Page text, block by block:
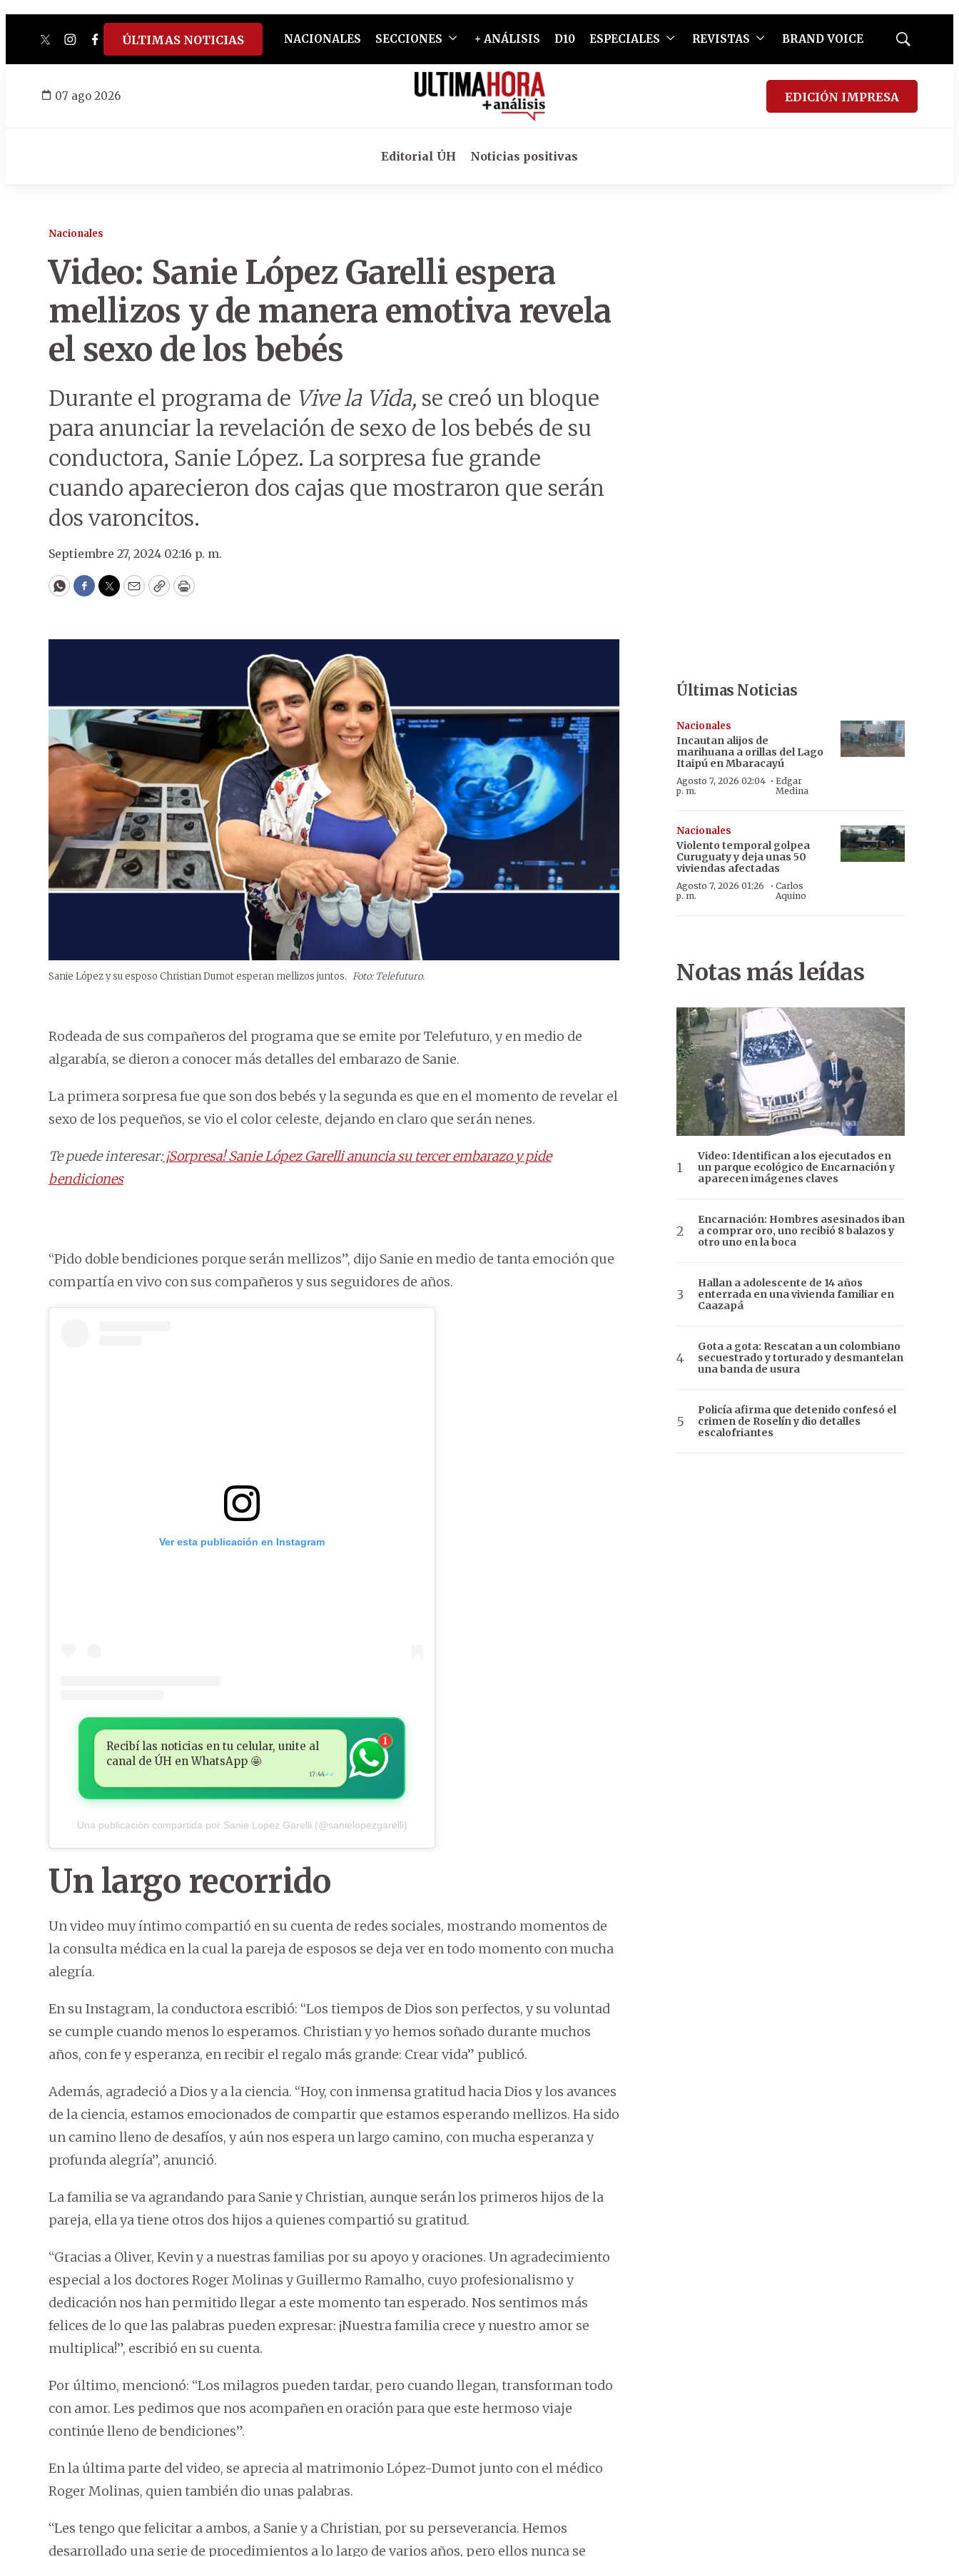
twitterinstagram
facebook
tiktokyoutube
spotify
ÚLTIMAS NOTICIAS NACIONALES SECCIONES + ANÁLISIS D10 ESPECIALES REVISTAS BRAND VOICE
Mostrar
07 ago 2026 EDICIÓN IMPRESA
Editorial ÚH Noticias positivas
Nacionales
Video: Sanie López Garelli espera
mellizos y de manera emotiva revela
el sexo de los bebés
Durante el programa de Vive la Vida, se creó un bloque
para anunciar la revelación de sexo de los bebés de su
conductora, Sanie López. La sorpresa fue grande
cuando aparecieron dos cajas que mostraron que serán
dos varoncitos.
Septiembre 27, 2024 02:16 p. m.
WhatsApp
Facebook
Twitter
EmailCopyPrint
Sanie López y su esposo Christian Dumot esperan mellizos juntos. Foto: Telefuturo.
Rodeada de sus compañeros del programa que se emite por Telefuturo, y en medio de
algarabía, se dieron a conocer más detalles del embarazo de Sanie.
La primera sorpresa fue que son dos bebés y la segunda es que en el momento de revelar el
sexo de los pequeños, se vio el color celeste, dejando en claro que serán nenes.
Te puede interesar:¡Sorpresa! Sanie López Garelli anuncia su tercer embarazo y pide
bendiciones
“Pido doble bendiciones porque serán mellizos”, dijo Sanie en medio de tanta emoción que
compartía en vivo con sus compañeros y sus seguidores de años.
Ver esta publicación en Instagram
Recibí las noticias en tu celular, unite al
canal de ÚH en WhatsApp 🤩
17:44✓✓
1
Una publicación compartida por Sanie Lopez Garelli (@sanielopezgarelli)
Un largo recorrido
Un video muy íntimo compartió en su cuenta de redes sociales, mostrando momentos de
la consulta médica en la cual la pareja de esposos se deja ver en todo momento con mucha
alegría.
En su Instagram, la conductora escribió: “Los tiempos de Dios son perfectos, y su voluntad
se cumple cuando menos lo esperamos. Christian y yo hemos soñado durante muchos
años, con fe y esperanza, en recibir el regalo más grande: Crear vida” publicó.
Además, agradeció a Dios y a la ciencia. “Hoy, con inmensa gratitud hacia Dios y los avances
de la ciencia, estamos emocionados de compartir que estamos esperando mellizos. Ha sido
un camino lleno de desafíos, y aún nos espera un largo camino, con mucha esperanza y
profunda alegría”, anunció.
La familia se va agrandando para Sanie y Christian, aunque serán los primeros hijos de la
pareja, ella ya tiene otros dos hijos a quienes compartió su gratitud.
“Gracias a Oliver, Kevin y a nuestras familias por su apoyo y oraciones. Un agradecimiento
especial a los doctores Roger Molinas y Guillermo Ramalho, cuyo profesionalismo y
dedicación nos han permitido llegar a este momento tan esperado. Nos sentimos más
felices de lo que las palabras pueden expresar: ¡Nuestra familia crece y nuestro amor se
multiplica!”, escribió en su cuenta.
Por último, mencionó: “Los milagros pueden tardar, pero cuando llegan, transforman todo
con amor. Les pedimos que nos acompañen en oración para que este hermoso viaje
continúe lleno de bendiciones”.
En la última parte del video, se aprecia al matrimonio López-Dumot junto con el médico
Roger Molinas, quien también dio unas palabras.
“Les tengo que felicitar a ambos, a Sanie y a Christian, por su perseverancia. Hemos
desarrollado una serie de procedimientos a lo largo de varios años, pero ellos nunca se
Últimas Noticias
Nacionales
Incautan alijos de
marihuana a orillas del Lago
Itaipú en Mbaracayú
Agosto 7, 2026 02:04
p. m.
· Edgar
Medina
Nacionales
Violento temporal golpea
Curuguaty y deja unas 50
viviendas afectadas
Agosto 7, 2026 01:26
p. m.
· Carlos
Aquino
Notas más leídas
Video: Identifican a los ejecutados en
un parque ecológico de Encarnación y
aparecen imágenes claves
Encarnación: Hombres asesinados iban
a comprar oro, uno recibió 8 balazos y
otro uno en la boca
Hallan a adolescente de 14 años
enterrada en una vivienda familiar en
Caazapá
Gota a gota: Rescatan a un colombiano
secuestrado y torturado y desmantelan
una banda de usura
Policía afirma que detenido confesó el
crimen de Roselín y dio detalles
escalofriantes